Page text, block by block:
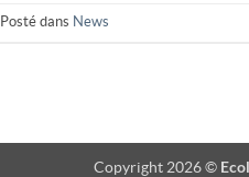
Posté dans News
Copyright 2026 ©